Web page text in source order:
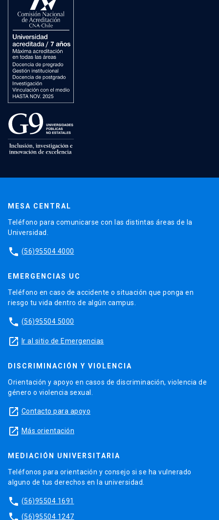
MESA CENTRAL
Teléfono para comunicarse con las distintas áreas de la
Universidad.
phone (56)95504 4000
EMERGENCIAS UC
Teléfono en caso de accidente o situación que ponga en
riesgo tu vida dentro de algún campus.
phone (56)95504 5000
launch Ir al sitio de Emergencias
DISCRIMINACIÓN Y VIOLENCIA
Orientación y apoyo en casos de discriminación, violencia de
género o violencia sexual.
launch Contacto para apoyo
launch Más orientación
MEDIACIÓN UNIVERSITARIA
Teléfonos para orientación y consejo si se ha vulnerado
alguno de tus derechos en la universidad.
phone (56)95504 1691
phone (56)95504 1247